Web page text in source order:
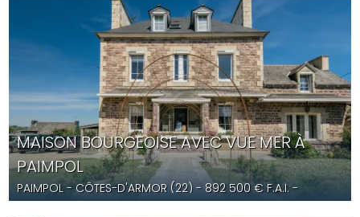
MAISON BOURGEOISE AVEC VUE MER À
PAIMPOL
PAIMPOL- CÔTES-D'ARMOR (22) -892 500 € F.A.I.-
YD5692